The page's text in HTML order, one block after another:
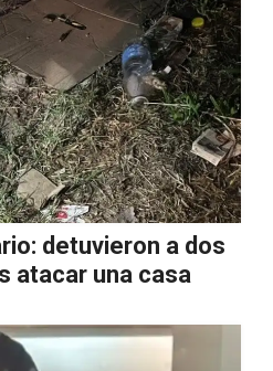
detuvieron a dos
atacar una casa